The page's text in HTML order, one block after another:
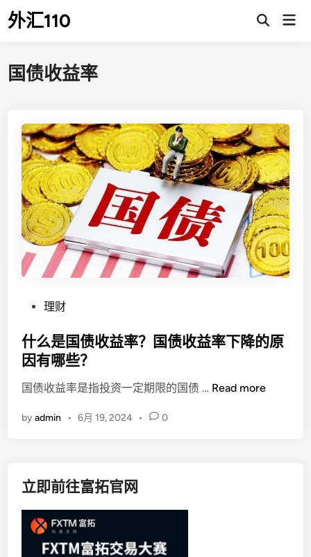
Skip
to外汇110
Open
国债收益率
s
t
d
n
理财
什么是国债收益率？国债收益率下降的原
因有哪些？
国债收益率是指投资一定期限的国债 … 什
Read more
byadmin • 6月 19, 2024 • 0
立即前往富拓官网